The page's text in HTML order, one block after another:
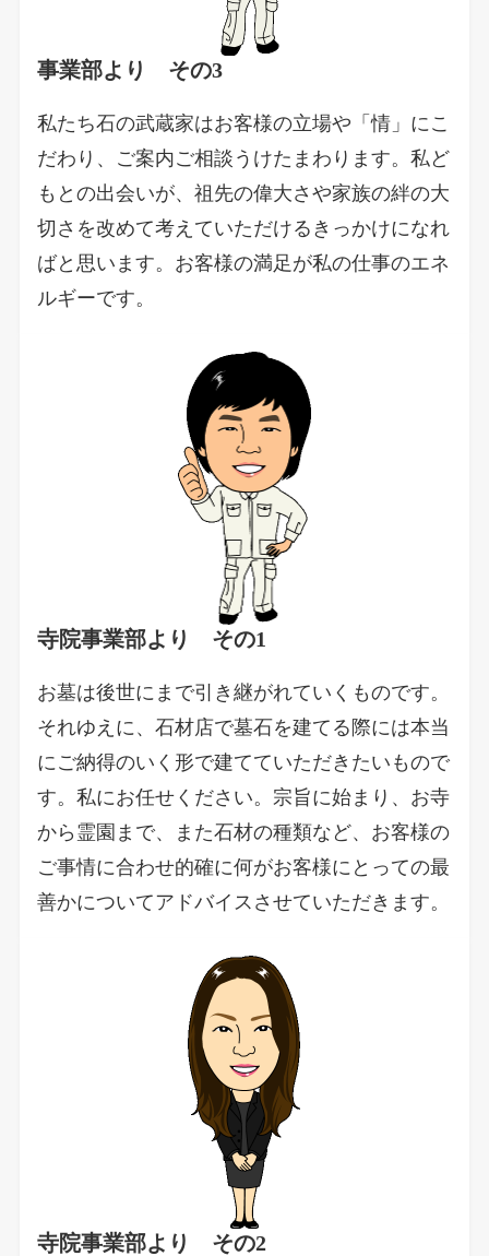
事業部より その3
私たち石の武蔵家はお客様の立場や「情」にこ
だわり、ご案内ご相談うけたまわります。私ど
もとの出会いが、祖先の偉大さや家族の絆の大
切さを改めて考えていただけるきっかけになれ
ばと思います。お客様の満足が私の仕事のエネ
ルギーです。
寺院事業部より その1
お墓は後世にまで引き継がれていくものです。
それゆえに、石材店で墓石を建てる際には本当
にご納得のいく形で建てていただきたいもので
す。私にお任せください。宗旨に始まり、お寺
から霊園まで、また石材の種類など、お客様の
ご事情に合わせ的確に何がお客様にとっての最
善かについてアドバイスさせていただきます。
寺院事業部より その2